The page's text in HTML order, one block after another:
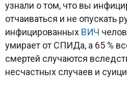
узнали о том, что вы
отчаиваться и не опускать
инфицированных ВИЧ
умирает от СПИДа, а 65 %
смертей случаются
несчастных случаев и